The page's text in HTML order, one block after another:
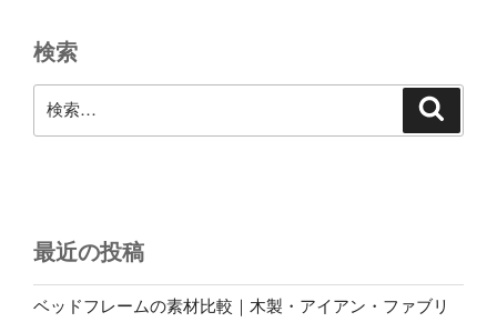
ン
検索
索:
最近の投稿
ベッドフレームの素材比較｜木製・アイアン・ファブリ